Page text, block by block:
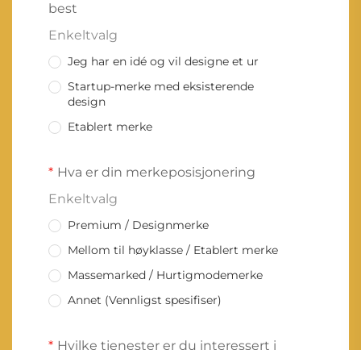
best
Enkeltvalg
Jeg har en idé og vil designe et ur
Startup-merke med eksisterende
design
Etablert merke
Hva er din merkeposisjonering
Enkeltvalg
Premium / Designmerke
Mellom til høyklasse / Etablert merke
Massemarked / Hurtigmodemerke
Annet (Vennligst spesifiser)
Hvilke tjenester er du interessert i